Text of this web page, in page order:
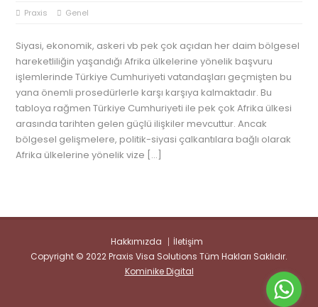
Praxis Genel
Siyasi, ekonomik, askeri vb pek çok açıdan her daim bölgesel
hareketliliğin yaşandığı Afrika ülkelerine yönelik başvuru
işlemlerinde Türkiye Cumhuriyeti vatandaşları geçmişten bu
yana önemli prosedürlerle karşı karşıya kalmaktadır. Bu
tabloya rağmen Türkiye Cumhuriyeti ile pek çok Afrika ülkesi
arasında tarihten gelen güçlü ilişkiler mevcuttur. Ancak
bölgesel gelişmelere, politik-siyasi çalkantılara bağlı olarak
Afrika ülkelerine yönelik vize […]
Hakkımızda
İletişim
Copyright © 2022 Praxis Visa Solutions Tüm Hakları Saklıdır.
Kominike Digital